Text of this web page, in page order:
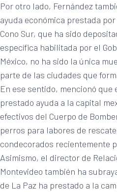
Por otro lado, Fernández
ayuda económica prestada
Cono Sur, que ha sido
específica habilitada por el
México, no ha sido la única
parte de las ciudades que
En ese sentido, mencionó que
prestado ayuda a la capital
efectivos del Cuerpo de
perros para labores de
condecorados recientemente
Asimismo, el director de
Montevideo también ha
de La Paz ha prestado a la